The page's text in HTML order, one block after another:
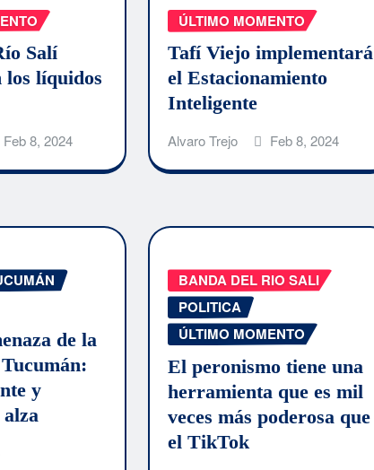
Salí
los líquidos
Feb 8, 2024
ÚLTIMO MOMENTO
Tafí Viejo implementará
el Estacionamiento
Inteligente
Alvaro Trejo Feb 8, 2024
de la
y
BANDA DEL RIO SALI
POLITICA
ÚLTIMO MOMENTO
El peronismo tiene una
herramienta que es mil
veces más poderosa que
el TikTok